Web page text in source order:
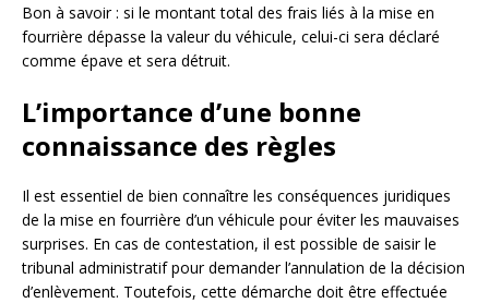
Bon à savoir : si le montant total des frais liés à la mise en
fourrière dépasse la valeur du véhicule, celui-ci sera déclaré
comme épave et sera détruit.
L’importance d’une bonne
connaissance des règles
Il est essentiel de bien connaître les conséquences juridiques
de la mise en fourrière d’un véhicule pour éviter les mauvaises
surprises. En cas de contestation, il est possible de saisir le
tribunal administratif pour demander l’annulation de la décision
d’enlèvement. Toutefois, cette démarche doit être effectuée